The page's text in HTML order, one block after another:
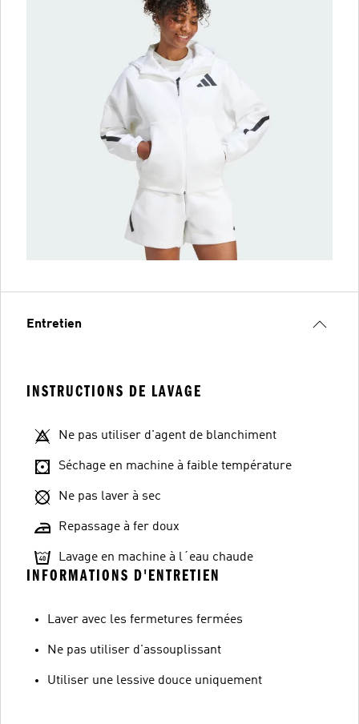
Entretien
INSTRUCTIONS DE LAVAGE
Ne pas utiliser d'agent de blanchiment
Séchage en machine à faible température
Ne pas laver à sec
Repassage à fer doux
Lavage en machine à l´eau chaude
INFORMATIONS D'ENTRETIEN
Laver avec les fermetures fermées
Ne pas utiliser d'assouplissant
Utiliser une lessive douce uniquement